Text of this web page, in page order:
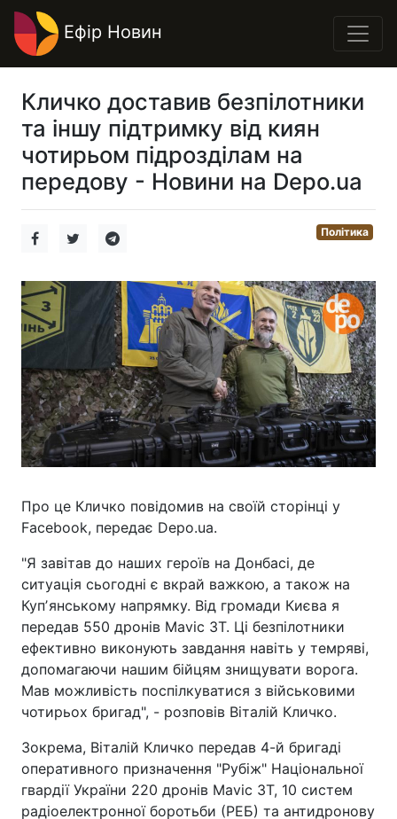
Ефір Новин
Кличко доставив безпілотники
та іншу підтримку від киян
чотирьом підрозділам на
передову - Новини на Depo.ua
Політика
Про це Кличко повідомив на своїй сторінці у
Facebook, передає Depo.ua.
"Я завітав до наших героїв на Донбасі, де
ситуація сьогодні є вкрай важкою, а також на
Купʼянському напрямку. Від громади Києва я
передав 550 дронів Mavic 3Т. Ці безпілотники
ефективно виконують завдання навіть у темряві,
допомагаючи нашим бійцям знищувати ворога.
Мав можливість поспілкуватися з військовими
чотирьох бригад", - розповів Віталій Кличко.
Зокрема, Віталій Кличко передав 4-й бригаді
оперативного призначення "Рубіж" Національної
гвардії України 220 дронів Mavic 3Т, 10 систем
радіоелектронної боротьби (РЕБ) та антидронову